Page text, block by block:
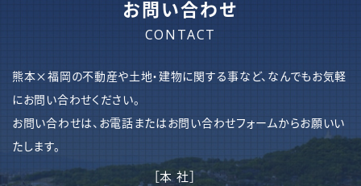
お問い合わせ
CONTACT
熊本×福岡の不動産や土地・建物に関する事など、なんでもお気軽
にお問い合わせください。
お問い合わせは、お電話またはお問い合わせフォームからお願いい
たします。
［本 社］